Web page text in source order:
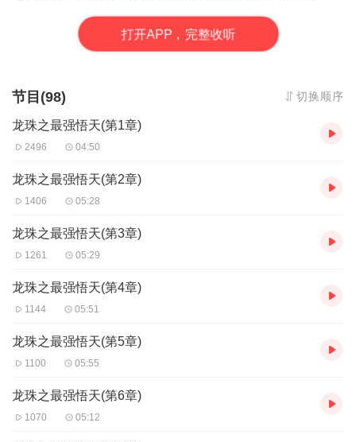
打开APP，完整收听
节目(98) 切换顺序
龙珠之最强悟天(第1章)
2496 04:50
龙珠之最强悟天(第2章)
1406 05:28
龙珠之最强悟天(第3章)
1261 05:29
龙珠之最强悟天(第4章)
1144 05:51
龙珠之最强悟天(第5章)
1100 05:55
龙珠之最强悟天(第6章)
1070 05:12